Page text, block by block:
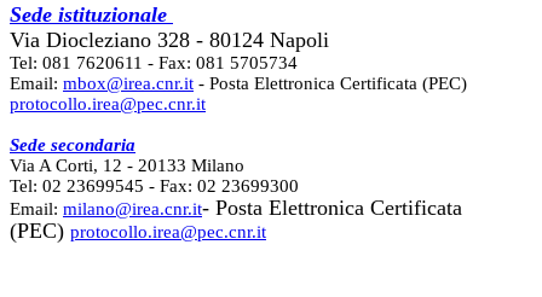
Sede istituzionale
Via Diocleziano 328 - 80124 Napoli
Tel: 081 7620611 - Fax: 081 5705734
Email: mbox@irea.cnr.it - Posta Elettronica Certificata (PEC)
protocollo.irea@pec.cnr.it
Sede secondaria
Via A Corti, 12 - 20133 Milano
Tel: 02 23699545 - Fax: 02 23699300
Email: milano@irea.cnr.it- Posta Elettronica Certificata
(PEC) protocollo.irea@pec.cnr.it